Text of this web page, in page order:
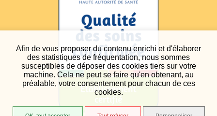
Afin de vous proposer du contenu enrichi et d'élaborer
des statistiques de fréquentation, nous sommes
susceptibles de déposer des cookies tiers sur votre
machine. Cela ne peut se faire qu'en obtenant, au
préalable, votre consentement pour chacun de ces
cookies.